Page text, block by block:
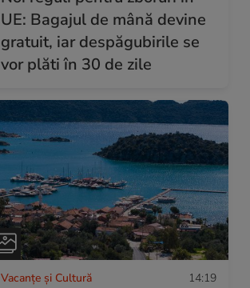
UE: Bagajul de mână devine
gratuit, iar despăgubirile se
vor plăti în 30 de zile
Vacanțe și Cultură 14:19